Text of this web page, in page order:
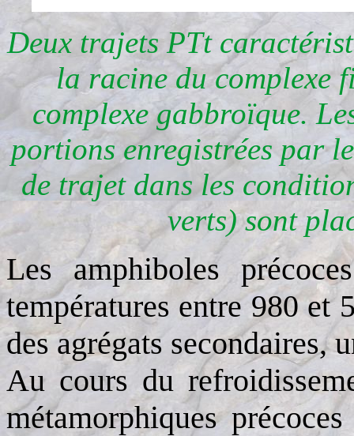
Deux trajets PTt
la racine du complexe
complexe gabbroïque.
portions enregistrées par
de trajet dans les
verts) sont
Les amphiboles
températures entre 980 et
des agrégats secondaires,
Au cours du
métamorphiques